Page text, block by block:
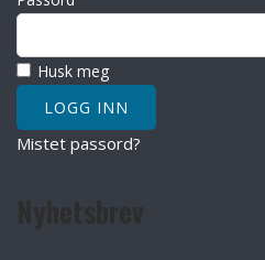
Husk meg
Mistet passord?